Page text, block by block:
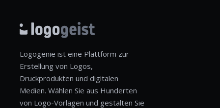
Logogenie ist eine Plattform zur
Erstellung von Logos,
Druckprodukten und digitalen
Medien. Wählen Sie aus Hunderten
von Logo-Vorlagen und gestalten Sie